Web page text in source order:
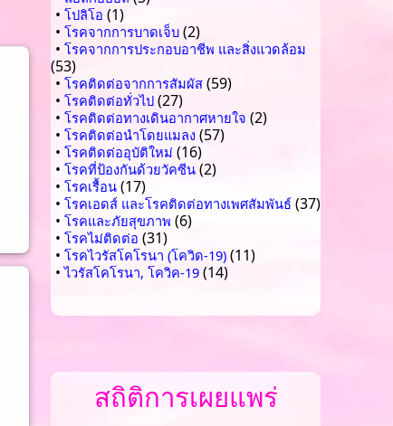
• โปลิโอ (1)
• โรคจากการบาดเจ็บ (2)
• โรคจากการประกอบอาชีพ และสิ่งแวดล้อม
(53)
• โรคติดต่อจากการสัมผัส (59)
• โรคติดต่อทั่วไป (27)
• โรคติดต่อทางเดินอากาศหายใจ (2)
• โรคติดต่อนำโดยแมลง (57)
• โรคติดต่ออุบัติใหม่ (16)
• โรคที่ป้องกันด้วยวัคซีน (2)
• โรคเรื้อน (17)
• โรคเอดส์ และโรคติดต่อทางเพศสัมพันธ์ (37)
• โรคและภัยสุขภาพ (6)
• โรคไม่ติดต่อ (31)
• โรคไวรัสโคโรนา (โควิด-19) (11)
•ไวรัสโคโรนา, โควิค-19 (14)
สถิติการเผยแพร่